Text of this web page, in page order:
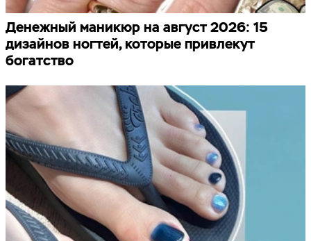
Денежный маникюр на август 2026: 15
дизайнов ногтей, которые привлекут
богатство